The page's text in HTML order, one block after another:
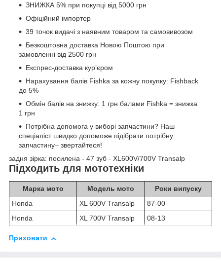
ЗНИЖКА 5% при покупці від 5000 грн
Офіційний імпортер
39 точок видачі з наявним товаром та самовивозом
Безкоштовна доставка Новою Поштою при
замовленні від 2500 грн
Експрес-доставка кур’єром
Нарахування балів Fishka за кожну покупку: Fishback
до 5%
Обмін балів на знижку: 1 грн балами Fishka = знижка
1 грн
Потрібна допомога у виборі запчастини? Наш
спеціаліст швидко допоможе підібрати потрібну
запчастину– звертайтеся!
задня зірка: посилена - 47 зуб - XL600V/700V Transalp
Підходить для мототехніки
Марка мото Модель мото
Роки випуску
Honda
XL 600V Transalp
87-00
Honda
XL 700V Transalp 08-13
Приховати